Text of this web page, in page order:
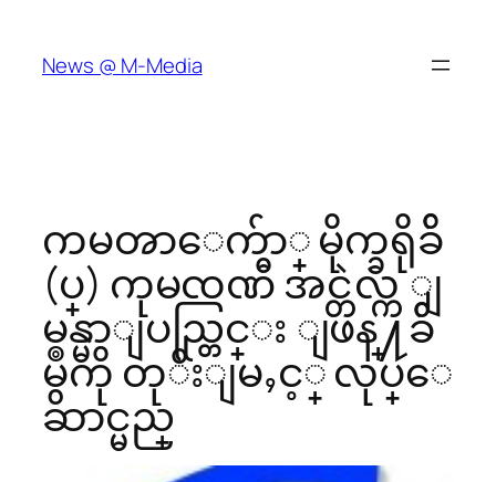
content
News @ M-Media
ကမၻာေက်ာ္ မိုက္ခရိုခ်ိ
(ပ္) ကုမၸဏီ အင္တဲလ္က ျ
မန္မာျပည္တြင္း ျဖန္႔ခ်ိ
မွဳကို တုိးျမႇင့္ လုပ္ေ
ဆာင္မည္